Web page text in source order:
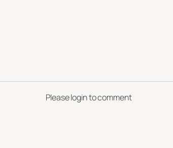
Please login to comment